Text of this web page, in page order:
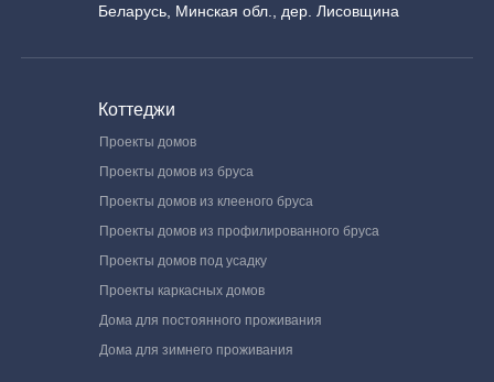
Беларусь, Минская обл., дер. Лисовщина
Коттеджи
Проекты домов
Проекты домов из бруса
Проекты домов из клееного бруса
Проекты домов из профилированного бруса
Проекты домов под усадку
Проекты каркасных домов
Дома для постоянного проживания
Дома для зимнего проживания